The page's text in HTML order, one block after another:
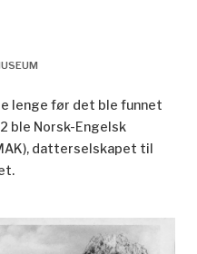
lenge før det ble funnet
ble Norsk-Engelsk
datterselskapet til